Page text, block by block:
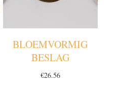
BLOEMVORMIG
BESLAG
€26.56